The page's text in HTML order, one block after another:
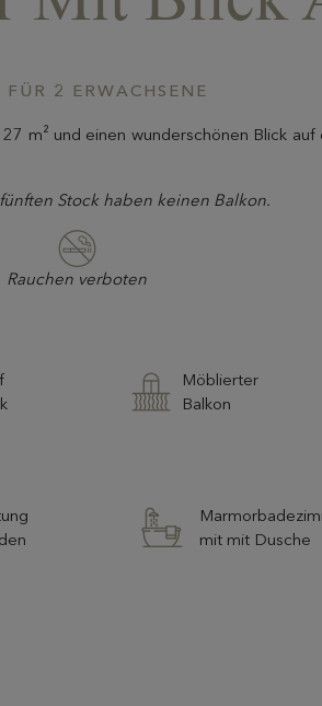
FÜR 2 ERWACHSENE
m² und einen wunderschönen Blick
Stock haben keinen Balkon.
Rauchen verboten
Möblierter
Balkon
mit mit Dusche